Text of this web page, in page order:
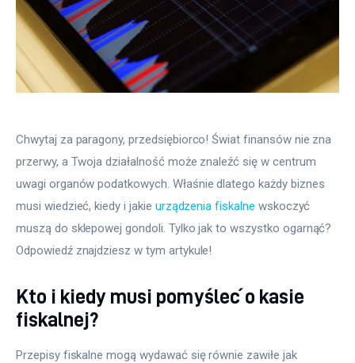
Chwytaj za paragony, przedsiębiorco! Świat finansów nie zna
przerwy, a Twoja działalność może znaleźć się w centrum
uwagi organów podatkowych. Właśnie dlatego każdy biznes
musi wiedzieć, kiedy i jakie urządzenia fiskalne wskoczyć
muszą do sklepowej gondoli. Tylko jak to wszystko ogarnąć?
Odpowiedź znajdziesz w tym artykule!
Kto i kiedy musi pomyśleć o kasie
fiskalnej?
Przepisy fiskalne mogą wydawać się równie zawiłe jak